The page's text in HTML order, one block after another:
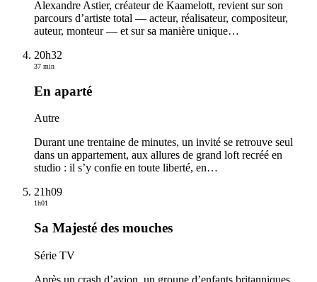
Alexandre Astier, créateur de Kaamelott, revient sur son
parcours d’artiste total — acteur, réalisateur, compositeur,
auteur, monteur — et sur sa manière unique…
20h32
37 min
En aparté
Autre
Durant une trentaine de minutes, un invité se retrouve seul
dans un appartement, aux allures de grand loft recréé en
studio : il s’y confie en toute liberté, en…
21h09
1h01
Sa Majesté des mouches
Série TV
Après un crash d’avion, un groupe d’enfants britanniques